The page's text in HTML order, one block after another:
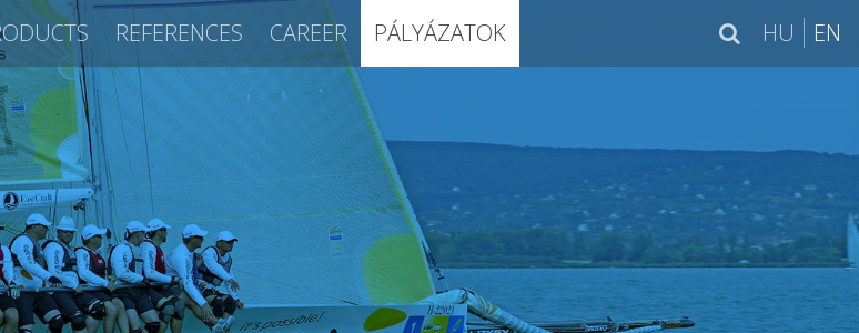
HU EN
REFERENCES CAREER PÁLYÁZATOK